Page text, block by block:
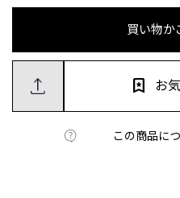
買い物か
この商品に
お